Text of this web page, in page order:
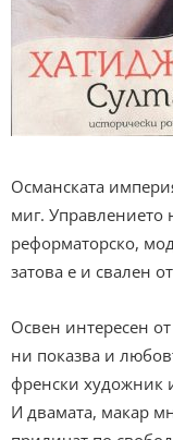
Османската
миг. Управлението
реформаторско,
затова е и свален
Освен интересен
ни показва и
френски художник
И двамата, макар